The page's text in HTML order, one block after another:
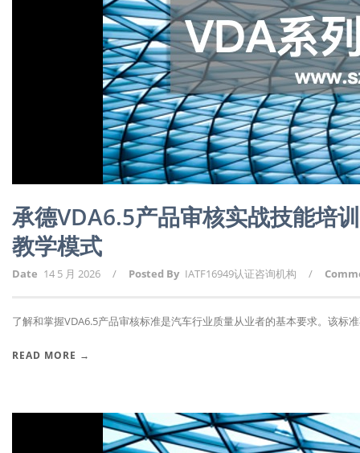
承德VDA6.5产品审核实战技能培
教学模式
Date 14 5 月 2026 / Posted By IATF16949认证咨询机构 /
了解和掌握VDA6.5产品审核标准是汽车行业质量从业者的基本要求。该标
READ MORE →